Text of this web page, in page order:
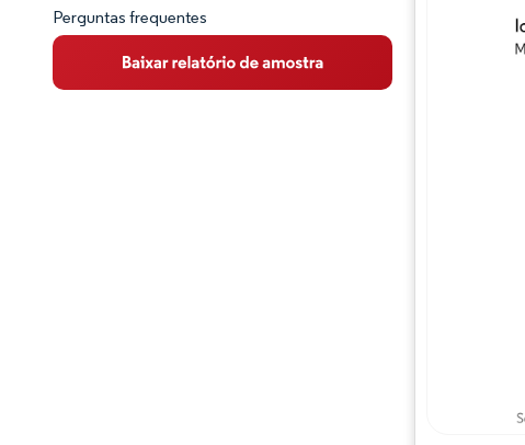
Visão Geral do Mercado
Principais Tendências de Mercado
Perguntas frequentes